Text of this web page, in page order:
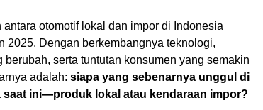
otomotif lokal dan impor di Indonesia
2025. Dengan berkembangnya teknologi,
berubah, serta tuntutan konsumen yang semakin
adalah: siapa yang sebenarnya unggul di
saat ini—produk lokal atau kendaraan impor?